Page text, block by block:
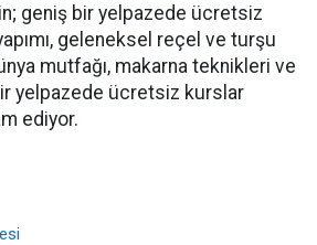
geniş bir yelpazede ücretsiz
geleneksel reçel ve turşu
mutfağı, makarna teknikleri ve
yelpazede ücretsiz kurslar
ediyor.